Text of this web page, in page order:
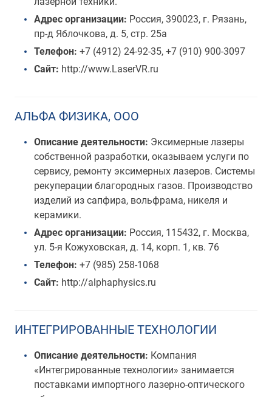
Адрес организации: Россия, 390023, г. Рязань,
пр-д Яблочкова, д. 5, стр. 25а
Телефон: +7 (4912) 24-92-35, +7 (910) 900-3097
Сайт: http://www.LaserVR.ru
АЛЬФА ФИЗИКА, ООО
Описание деятельности: Эксимерные лазеры
собственной разработки, оказываем услуги по
сервису, ремонту эксимерных лазеров. Системы
рекуперации благородных газов. Производство
изделий из сапфира, вольфрама, никеля и
керамики.
Адрес организации: Россия, 115432, г. Москва,
ул. 5-я Кожуховская, д. 14, корп. 1, кв. 76
Телефон: +7 (985) 258-1068
Сайт: http://alphaphysics.ru
ИНТЕГРИРОВАННЫЕ ТЕХНОЛОГИИ
Описание деятельности: Компания
«Интегрированные технологии» занимается
поставками импортного лазерно-оптического